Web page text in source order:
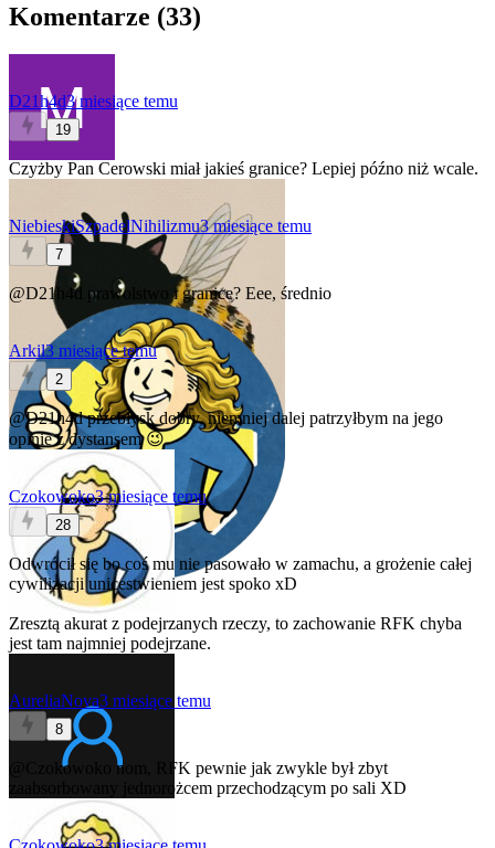
Komentarze (33)
D21h4d3 miesiące temu
19
Czyżby Pan Cerowski miał jakieś granice? Lepiej późno niż wcale.
NiebieskiSzpadelNihilizmu3 miesiące temu
7
@D21h4d prawolstwo i granice? Eee, średnio
Arkil3 miesiące temu
2
@D21h4dprzebłysk dobry, niemniej dalej patrzyłbym na jego
opinie z dystansem 😉
Czokowoko3 miesiące temu
28
Odwrócił się bo coś mu nie pasowało w zamachu, a grożenie całej
cywilizacji unicestwieniem jest spoko xD
Zresztą akurat z podejrzanych rzeczy, to zachowanie RFK chyba
jest tam najmniej podejrzane.
AureliaNova3 miesiące temu
8
@Czokowoko
nom, RFK pewnie jak zwykle był zbyt
zaabsorbowany jednorożcem przechodzącym po sali XD